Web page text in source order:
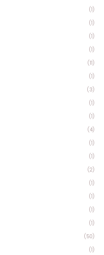
(1)
(1)
(1)
(1)
(11)
(1)
(3)
(1)
(1)
(4)
(1)
(1)
(2)
(1)
(1)
(1)
(1)
(50)
(1)